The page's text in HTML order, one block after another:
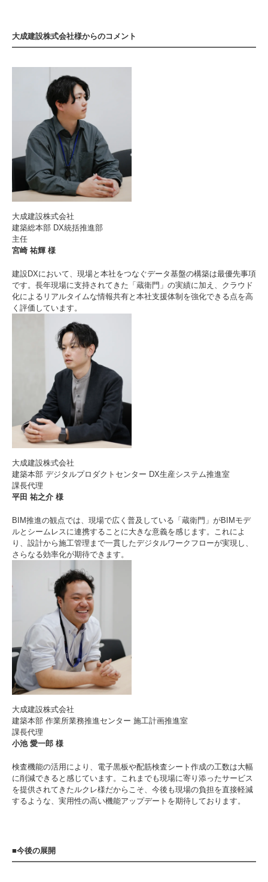
大成建設株式会社様からのコメント
大成建設株式会社
建築総本部 DX統括推進部
主任
宮崎 祐輝 様
建設DXにおいて、現場と本社をつなぐデータ基盤の構築は最優先事項
です。長年現場に支持されてきた「蔵衛門」の実績に加え、クラウド
化によるリアルタイムな情報共有と本社支援体制を強化できる点を高
く評価しています。
大成建設株式会社
建築本部 デジタルプロダクトセンター DX生産システム推進室
課長代理
平田 祐之介 様
BIM推進の観点では、現場で広く普及している「蔵衛門」がBIMモデ
ルとシームレスに連携することに大きな意義を感じます。これによ
り、設計から施工管理まで一貫したデジタルワークフローが実現し、
さらなる効率化が期待できます。
大成建設株式会社
建築本部 作業所業務推進センター 施工計画推進室
課長代理
小池 愛一郎 様
検査機能の活用により、電子黒板や配筋検査シート作成の工数は大幅
に削減できると感じています。これまでも現場に寄り添ったサービス
を提供されてきたルクレ様だからこそ、今後も現場の負担を直接軽減
するような、実用性の高い機能アップデートを期待しております。
■今後の展開